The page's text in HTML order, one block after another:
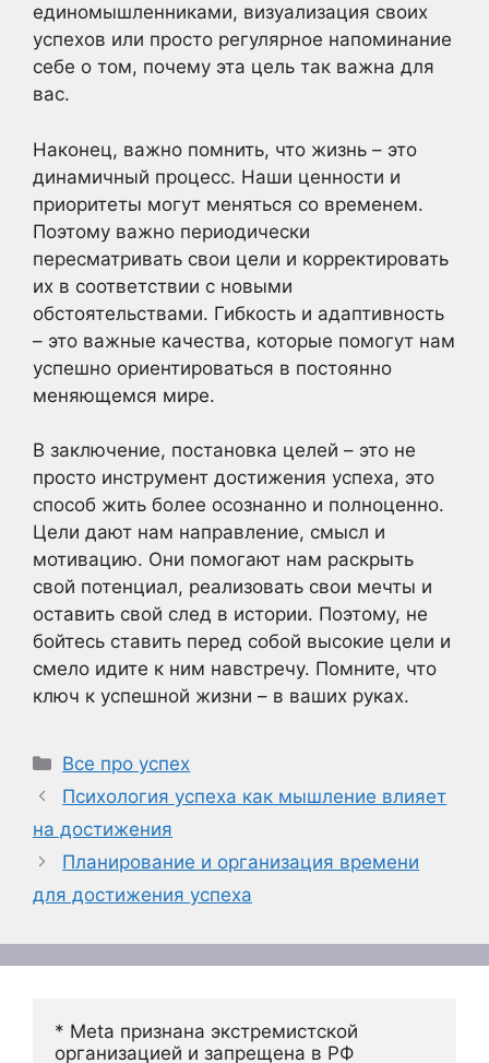
единомышленниками, визуализация своих
успехов или просто регулярное напоминание
себе о том, почему эта цель так важна для
вас.
Наконец, важно помнить, что жизнь – это
динамичный процесс. Наши ценности и
приоритеты могут меняться со временем.
Поэтому важно периодически
пересматривать свои цели и корректировать
их в соответствии с новыми
обстоятельствами. Гибкость и адаптивность
– это важные качества, которые помогут нам
успешно ориентироваться в постоянно
меняющемся мире.
В заключение, постановка целей – это не
просто инструмент достижения успеха, это
способ жить более осознанно и полноценно.
Цели дают нам направление, смысл и
мотивацию. Они помогают нам раскрыть
свой потенциал, реализовать свои мечты и
оставить свой след в истории. Поэтому, не
бойтесь ставить перед собой высокие цели и
смело идите к ним навстречу. Помните, что
ключ к успешной жизни – в ваших руках.
Рубрики
Все про успех
Психология успеха как мышление влияет
на достижения
Планирование и организация времени
для достижения успеха
* Meta признана экстремистской
организацией и запрещена в РФ